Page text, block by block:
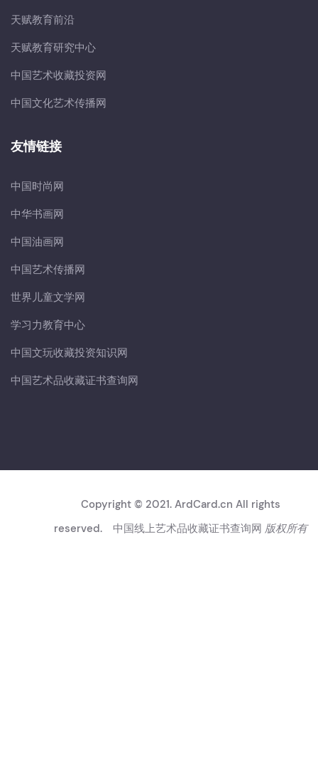
天赋教育前沿
天赋教育研究中心
中国艺术收藏投资网
中国文化艺术传播网
友情链接
中国时尚网
中华书画网
中国油画网
中国艺术传播网
世界儿童文学网
学习力教育中心
中国文玩收藏投资知识网
中国艺术品收藏证书查询网
Copyright © 2021. ArdCard.cn All rights
reserved. 中国线上艺术品收藏证书查询网 版权所有